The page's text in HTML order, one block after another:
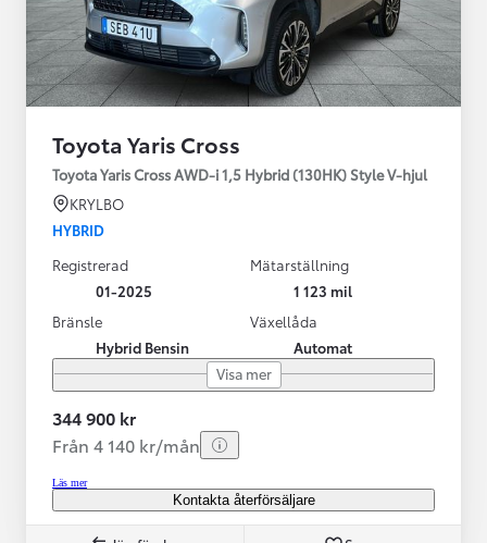
Toyota Yaris Cross
Toyota Yaris Cross AWD-i 1,5 Hybrid (130HK) Style V-hjul
KRYLBO
HYBRID
Registrerad
01-2025
Mätarställning
1 123 mil
Bränsle
Hybrid Bensin
Växellåda
Automat
Visa mer
344 900 kr
Från 4 140 kr/mån
Läs mer
Kontakta återförsäljare